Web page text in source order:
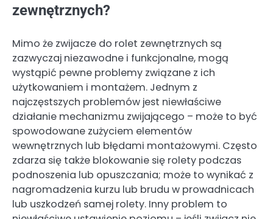
zewnętrznych?
Mimo że zwijacze do rolet zewnętrznych są
zazwyczaj niezawodne i funkcjonalne, mogą
wystąpić pewne problemy związane z ich
użytkowaniem i montażem. Jednym z
najczęstszych problemów jest niewłaściwe
działanie mechanizmu zwijającego – może to być
spowodowane zużyciem elementów
wewnętrznych lub błędami montażowymi. Często
zdarza się także blokowanie się rolety podczas
podnoszenia lub opuszczania; może to wynikać z
nagromadzenia kurzu lub brudu w prowadnicach
lub uszkodzeń samej rolety. Inny problem to